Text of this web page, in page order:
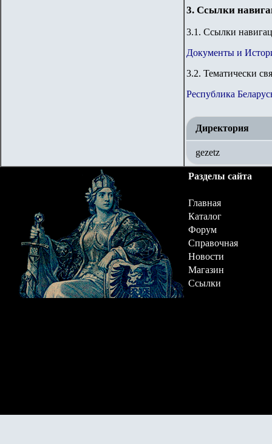
3. Ссылки
3.1. Ссылки
Документы и
3.2. Тематически
Республика
Директория
gezetz
Разделы сайта
Главная
Каталог
Форум
Справочная
Новости
Магазин
Ссылки